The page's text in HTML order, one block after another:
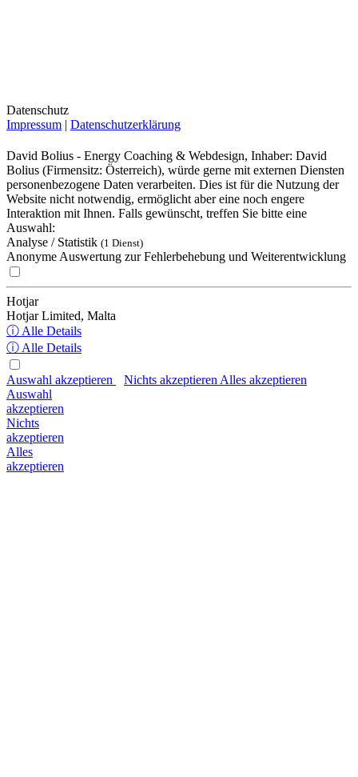
Datenschutz
Impressum | Datenschutzerklärung
David Bolius - Energy Coaching & Webdesign, Inhaber: David
Bolius (Firmensitz: Österreich), würde gerne mit externen Diensten
personenbezogene Daten verarbeiten. Dies ist für die Nutzung der
Website nicht notwendig, ermöglicht aber eine noch engere
Interaktion mit Ihnen. Falls gewünscht, treffen Sie bitte eine
Auswahl:
Analyse / Statistik (1 Dienst)
Anonyme Auswertung zur Fehlerbehebung und Weiterentwicklung
Hotjar
Hotjar Limited, Malta
ⓘ Alle Details
ⓘ Alle Details
Auswahl akzeptieren Nichts akzeptieren Alles akzeptieren
Auswahl
akzeptieren
Nichts
akzeptieren
Alles
akzeptieren